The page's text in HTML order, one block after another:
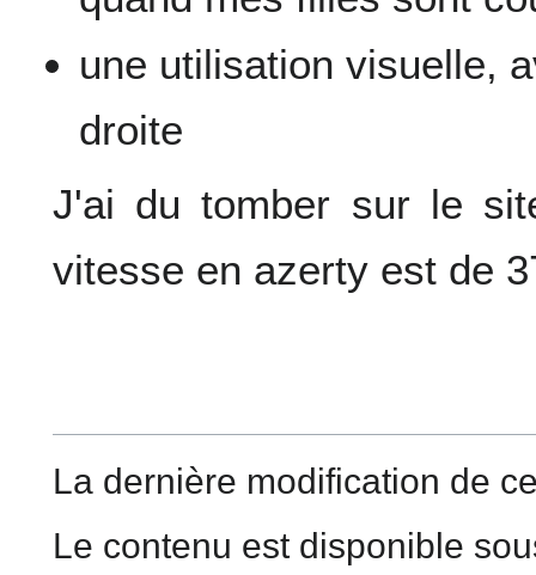
une utilisation visuelle,
droite
J'ai du tomber sur le
vitesse en azerty est de
La dernière modification de
Le contenu est disponible